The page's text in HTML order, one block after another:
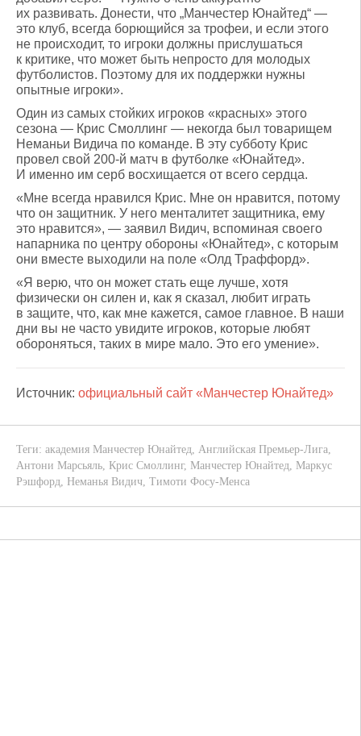
их развивать. Донести, что „Манчестер Юнайтед“ —
это клуб, всегда борющийся за трофеи, и если этого
не происходит, то игроки должны прислушаться
к критике, что может быть непросто для молодых
футболистов. Поэтому для их поддержки нужны
опытные игроки».
Один из самых стойких игроков «красных» этого
сезона — Крис Смоллинг — некогда был товарищем
Неманьи Видича по команде. В эту субботу Крис
провел свой 200-й матч в футболке «Юнайтед».
И именно им серб восхищается от всего сердца.
«Мне всегда нравился Крис. Мне он нравится, потому
что он защитник. У него менталитет защитника, ему
это нравится», — заявил Видич, вспоминая своего
напарника по центру обороны «Юнайтед», с которым
они вместе выходили на поле «Олд Траффорд».
«Я верю, что он может стать еще лучше, хотя
физически он силен и, как я сказал, любит играть
в защите, что, как мне кажется, самое главное. В наши
дни вы не часто увидите игроков, которые любят
обороняться, таких в мире мало. Это его умение».
Источник: официальный сайт «Манчестер Юнайтед»
Теги: академия Манчестер Юнайтед, Английская Премьер-Лига,
Антони Марсьяль, Крис Смоллинг, Манчестер Юнайтед, Маркус
Рэшфорд, Неманья Видич, Тимоти Фосу-Менса